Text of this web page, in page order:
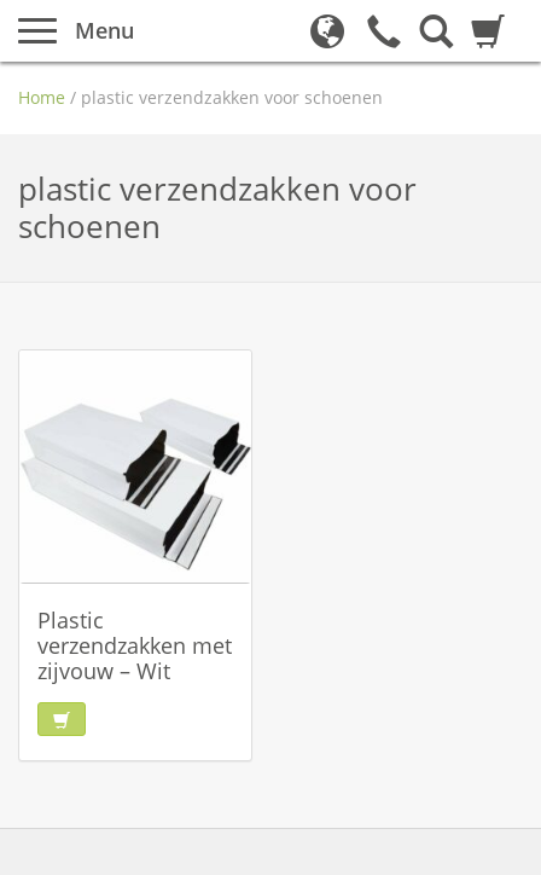
Menu
Home / plastic verzendzakken voor schoenen
plastic verzendzakken voor
schoenen
Plastic
verzendzakken met
zijvouw – Wit